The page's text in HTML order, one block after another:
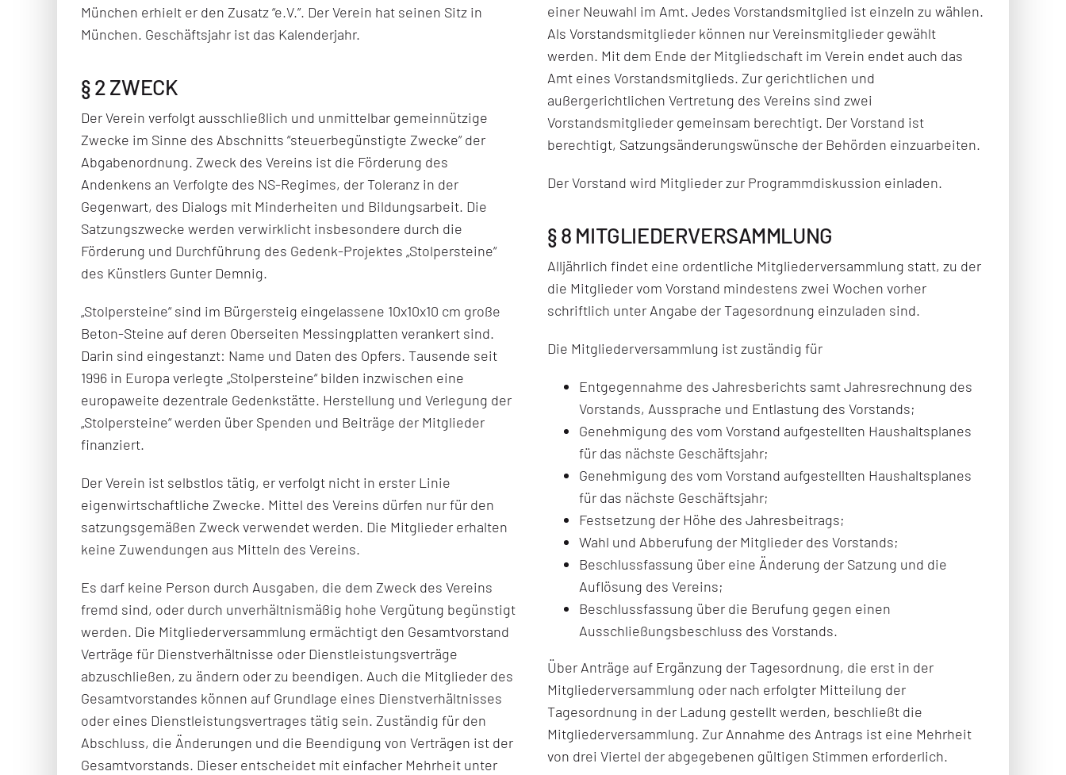
München erhielt er den Zusatz “e.V.”. Der Verein hat seinen Sitz in
München. Geschäftsjahr ist das Kalenderjahr.
§ 2 ZWECK
Der Verein verfolgt ausschließlich und unmittelbar gemeinnützige
Zwecke im Sinne des Abschnitts “steuerbegünstigte Zwecke” der
Abgabenordnung. Zweck des Vereins ist die Förderung des
Andenkens an Verfolgte des NS-Regimes, der Toleranz in der
Gegenwart, des Dialogs mit Minderheiten und Bildungsarbeit. Die
Satzungszwecke werden verwirklicht insbesondere durch die
Förderung und Durchführung des Gedenk-Projektes „Stolpersteine“
des Künstlers Gunter Demnig.
„Stolpersteine“ sind im Bürgersteig eingelassene 10x10x10 cm große
Beton-Steine auf deren Oberseiten Messingplatten verankert sind.
Darin sind eingestanzt: Name und Daten des Opfers. Tausende seit
1996 in Europa verlegte „Stolpersteine“ bilden inzwischen eine
europaweite dezentrale Gedenkstätte. Herstellung und Verlegung der
„Stolpersteine“ werden über Spenden und Beiträge der Mitglieder
finanziert.
Der Verein ist selbstlos tätig, er verfolgt nicht in erster Linie
eigenwirtschaftliche Zwecke. Mittel des Vereins dürfen nur für den
satzungsgemäßen Zweck verwendet werden. Die Mitglieder erhalten
keine Zuwendungen aus Mitteln des Vereins.
Es darf keine Person durch Ausgaben, die dem Zweck des Vereins
fremd sind, oder durch unverhältnismäßig hohe Vergütung begünstigt
werden. Die Mitgliederversammlung ermächtigt den Gesamtvorstand
Verträge für Dienstverhältnisse oder Dienstleistungsverträge
abzuschließen, zu ändern oder zu beendigen. Auch die Mitglieder des
Gesamtvorstandes können auf Grundlage eines Dienstverhältnisses
oder eines Dienstleistungsvertrages tätig sein. Zuständig für den
Abschluss, die Änderungen und die Beendigung von Verträgen ist der
Gesamtvorstands. Dieser entscheidet mit einfacher Mehrheit unter
einer Neuwahl im Amt. Jedes Vorstandsmitglied ist einzeln zu wählen.
Als Vorstandsmitglieder können nur Vereinsmitglieder gewählt
werden. Mit dem Ende der Mitgliedschaft im Verein endet auch das
Amt eines Vorstandsmitglieds. Zur gerichtlichen und
außergerichtlichen Vertretung des Vereins sind zwei
Vorstandsmitglieder gemeinsam berechtigt. Der Vorstand ist
berechtigt, Satzungsänderungswünsche der Behörden einzuarbeiten.
Der Vorstand wird Mitglieder zur Programmdiskussion einladen.
§ 8 MITGLIEDERVERSAMMLUNG
Alljährlich findet eine ordentliche Mitgliederversammlung statt, zu der
die Mitglieder vom Vorstand mindestens zwei Wochen vorher
schriftlich unter Angabe der Tagesordnung einzuladen sind.
Die Mitgliederversammlung ist zuständig für
Entgegennahme des Jahresberichts samt Jahresrechnung des
Vorstands, Aussprache und Entlastung des Vorstands;
Genehmigung des vom Vorstand aufgestellten Haushaltsplanes
für das nächste Geschäftsjahr;
Genehmigung des vom Vorstand aufgestellten Haushaltsplanes
für das nächste Geschäftsjahr;
Festsetzung der Höhe des Jahresbeitrags;
Wahl und Abberufung der Mitglieder des Vorstands;
Beschlussfassung über eine Änderung der Satzung und die
Auflösung des Vereins;
Beschlussfassung über die Berufung gegen einen
Ausschließungsbeschluss des Vorstands.
Über Anträge auf Ergänzung der Tagesordnung, die erst in der
Mitgliederversammlung oder nach erfolgter Mitteilung der
Tagesordnung in der Ladung gestellt werden, beschließt die
Mitgliederversammlung. Zur Annahme des Antrags ist eine Mehrheit
von drei Viertel der abgegebenen gültigen Stimmen erforderlich.